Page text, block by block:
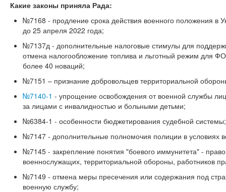
Какие законы приняла Рада:
№7168 - продление срока действия военного положения в
до 25 апреля 2022 года;
№7137д - дополнительные налоговые стимулы для
отмена налогообложение топлива и льготный режим для
более 40 новаций;
№7151 – признание добровольцев территориальной
№7140-1 - упрощение освобождения от военной службы
за лицами с инвалидностью и больными детьми;
№6384-1 - особенности бюджетирования судебной системы;
№7147 - дополнительные полномочия полиции в условиях
№7145 - закрепление понятия "боевого иммунитета" -
военнослужащих, территориальной обороны, работников
№7149 - отмена меры пресечения или содержания под
военную службу;